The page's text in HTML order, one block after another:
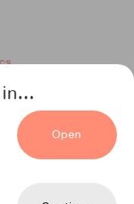
Open
าป่า